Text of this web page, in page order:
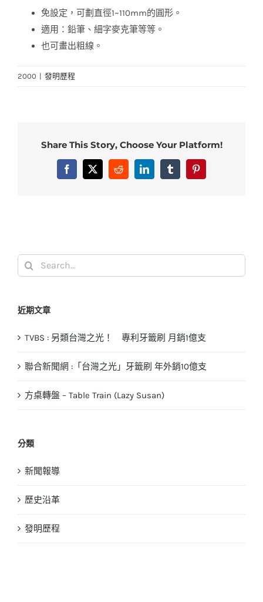
免設定，可劃直徑1~110mm的圓形。
適用：鉛筆、細字麥克筆等等。
也可畫出粗線。
2000 | 發明歷程
Share This Story, Choose Your Platform!
Facebook
X RedditLinkedInTumblrPinterest
Search
for:
近期文章
TVBS : 另類台灣之光！ 專利牙籤刷 月銷1億支
聯合新聞網 :「台灣之光」牙籤刷 年外銷10億支
方桌轉盤 – Table Train (Lazy Susan)
分類
新聞報導
歷史沿革
發明歷程